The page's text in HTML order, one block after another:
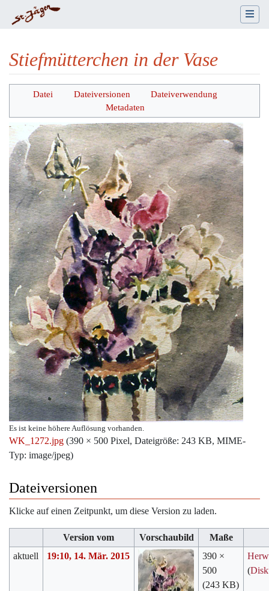
Stiefmütterchen in der Vase
Wechseln zu: Navigation,Suche
Datei Dateiversionen
Dateiverwendung
Metadaten
Es ist keine höhere Auflösung vorhanden.
WK_1272.jpg (390 × 500 Pixel, Dateigröße: 243 KB, MIME-
Typ: image/jpeg)
Dateiversionen
Klicke auf einen Zeitpunkt, um diese Version zu laden.
Version vom Vorschaubild
Maße
aktuell
19:10, 14. Mär. 2015
390 ×
500
(243 KB)
(